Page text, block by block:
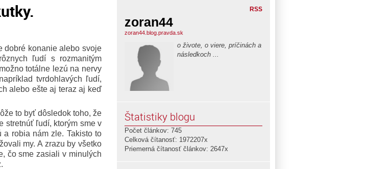
dobré konanie alebo svoje
ľudí s rozmanitým
totálne lezú na nervy
tvrdohlavých ľudí,
alebo ešte aj teraz aj keď
to byť dôsledok toho, že
stretnúť ľudí, ktorým sme v
robia nám zle. Takisto to
my. A zrazu by všetko
čo sme zasiali v minulých
RSS
zoran44
zoran44.blog.pravda.sk
o živote, o viere, príčinách a
následkoch ...
Štatistiky blogu
Počet článkov: 745
Celková čítanosť: 1972207x
Priemerná čítanosť článkov: 2647x